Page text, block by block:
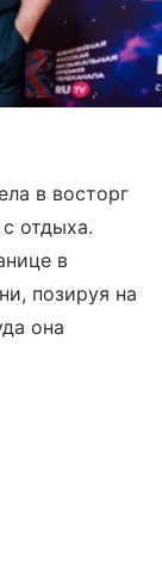
в восторг
отдыха.
в
позируя на
она